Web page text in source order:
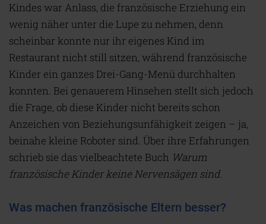
Kindes war Anlass, die französische Erziehung ein
wenig näher unter die Lupe zu nehmen, denn
scheinbar konnte nur ihr eigenes Kind im
Restaurant nicht still sitzen, während französische
Kinder ein ganzes Drei-Gang-Menü durchhalten
konnten. Bei genauerem Hinsehen stellt sich jedoch
die Frage, ob diese Kinder nicht bereits schon
Anzeichen von Beziehungsunfähigkeit zeigen – ja,
beinahe kleine Roboter sind. Über ihre Erfahrungen
schrieb sie das vielbeachtete Buch Warum
französische Kinder keine Nervensägen sind.
Was machen französische Eltern besser?